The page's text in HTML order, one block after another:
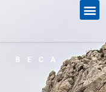
BECA